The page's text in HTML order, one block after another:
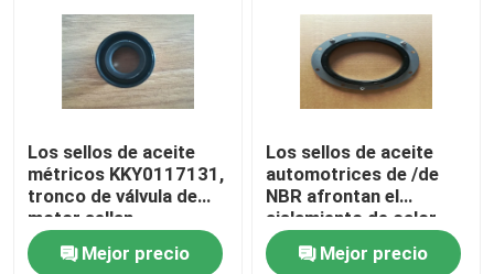
Los sellos de aceite
métricos KKY0117131,
tronco de válvula de
motor sellan
resistencia de abrasión
Mejor precio
Los sellos de aceite
automotrices de /de
NBR afrontan el
aislamiento de calor
principal del sello del
cigüeñalMejor precio